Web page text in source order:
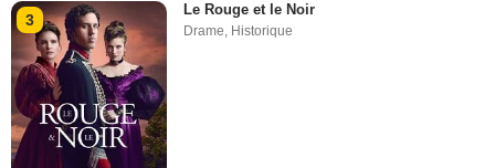
3
Le Rouge et le Noir
Drame, Historique